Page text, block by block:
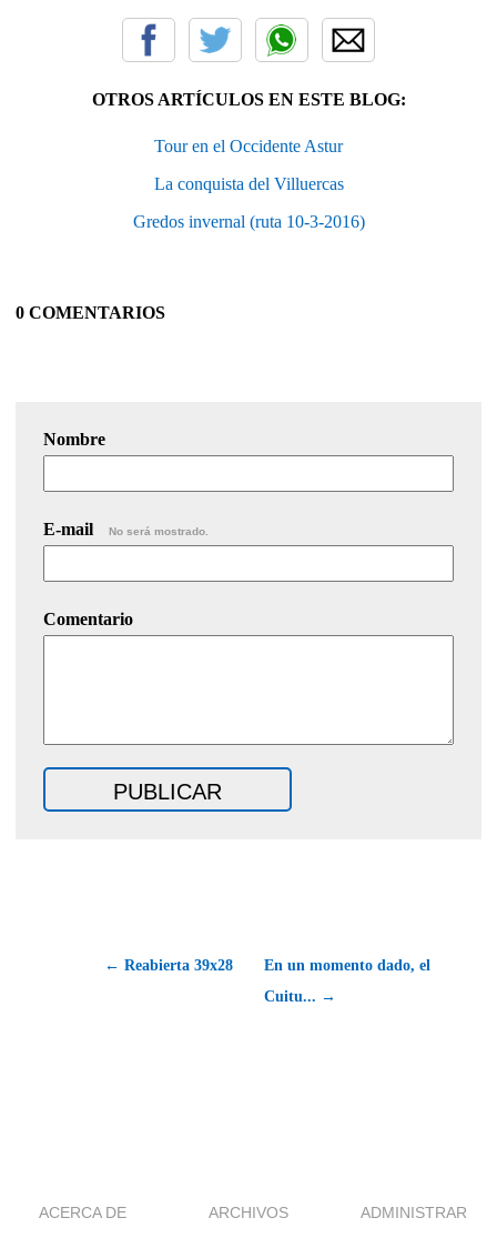
OTROS ARTÍCULOS EN ESTE BLOG:
Tour en el Occidente Astur
La conquista del Villuercas
Gredos invernal (ruta 10-3-2016)
0 COMENTARIOS
Nombre
E-mail No será mostrado.
Comentario
← Reabierta 39x28
En un momento dado, el
Cuitu... →
ACERCA DE ARCHIVOS ADMINISTRAR